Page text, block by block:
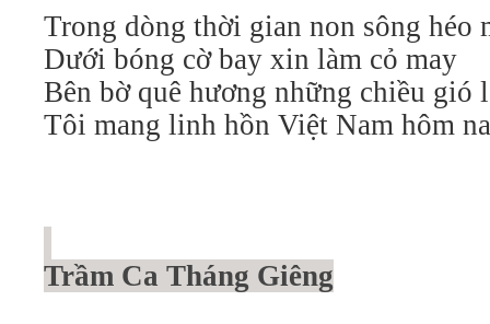
Trong dòng thời gian non sông héo
Dưới bóng cờ bay xin làm cỏ may
Bên bờ quê hương những chiều gió
Tôi mang linh hồn Việt Nam hôm
Trầm Ca Tháng Giêng